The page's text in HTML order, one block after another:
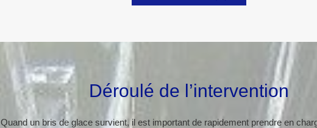
Déroulé de l’intervention
Quand un bris de glace survient, il est important de rapidement prendre en